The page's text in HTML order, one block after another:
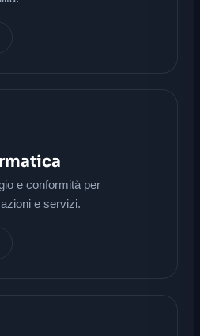
e conformità per
e servizi.